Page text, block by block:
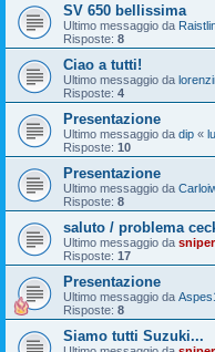
SV 650 bellissima
Ultimo messaggio da
Risposte: 8
Ciao a tutti!
Ultimo messaggio da
Risposte: 4
Presentazione
Ultimo messaggio da dip «
Risposte: 10
Presentazione
Ultimo messaggio da
Risposte: 8
saluto / problema
Ultimo messaggio da
Risposte: 17
Presentazione
Ultimo messaggio da
Risposte: 8
Siamo tutti Suzuki...